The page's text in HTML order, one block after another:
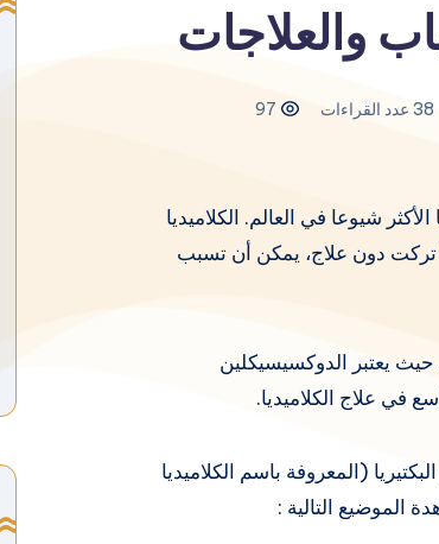
والعلاجات
شيوعا في العالم. الكلاميديا
تركت دون علاج، يمكن أن تسبب
حيث يعتبر الدوكسيسيكلين
في علاج الكلاميديا.
(المعروفة باسم الكلاميديا
الموضيع التالية :